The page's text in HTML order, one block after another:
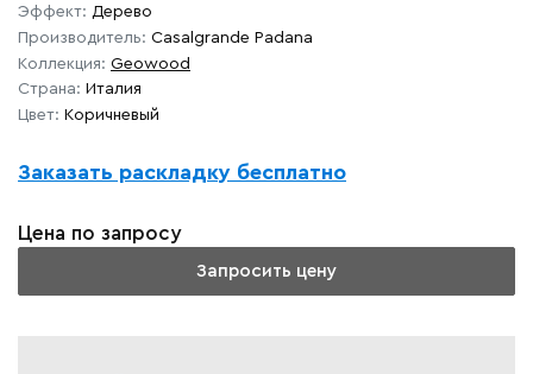
Эффект: Дерево
Производитель: Casalgrande Padana
Коллекция: Geowood
Страна: Италия
Цвет: Коричневый
Заказать раскладку бесплатно
Цена по запросу
Запросить цену